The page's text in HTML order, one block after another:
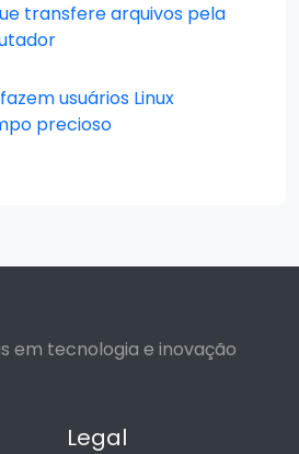
transfere arquivos pela
usuários Linux
precioso
em tecnologia e inovação
Legal